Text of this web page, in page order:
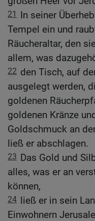
21 In seiner
Tempel ein und
Räucheraltar, den
allem, was
22 den Tisch, auf
ausgelegt werden,
goldenen
goldenen Kränze
Goldschmuck an
ließ er abschlagen.
23 Das Gold und
alles, was er an
können,
24 ließ er in sein
Einwohnern